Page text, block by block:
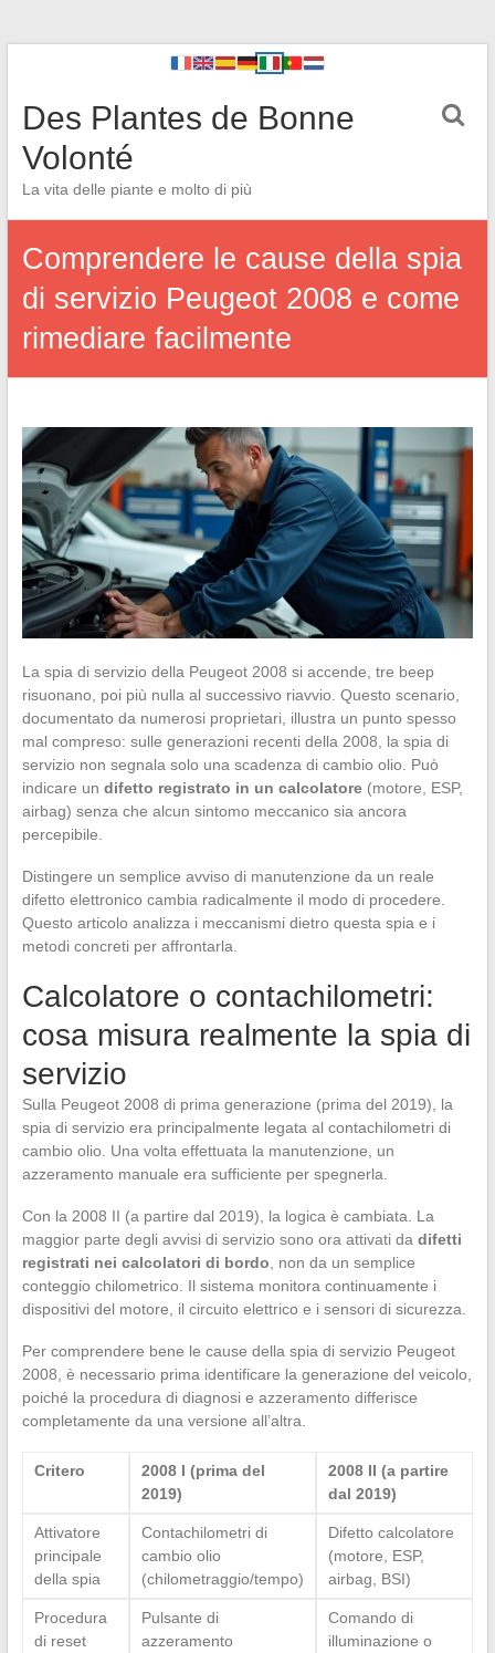
Des Plantes de Bonne
Volonté
La vita delle piante e molto di più
Comprendere le cause della spia
di servizio Peugeot 2008 e come
rimediare facilmente
La spia di servizio della Peugeot 2008 si accende, tre beep
risuonano, poi più nulla al successivo riavvio. Questo scenario,
documentato da numerosi proprietari, illustra un punto spesso
mal compreso: sulle generazioni recenti della 2008, la spia di
servizio non segnala solo una scadenza di cambio olio. Può
indicare un difetto registrato in un calcolatore(motore, ESP,
airbag) senza che alcun sintomo meccanico sia ancora
percepibile.
Distingere un semplice avviso di manutenzione da un reale
difetto elettronico cambia radicalmente il modo di procedere.
Questo articolo analizza i meccanismi dietro questa spia e i
metodi concreti per affrontarla.
Calcolatore o contachilometri:
cosa misura realmente la spia di
servizio
Sulla Peugeot 2008 di prima generazione (prima del 2019), la
spia di servizio era principalmente legata al contachilometri di
cambio olio. Una volta effettuata la manutenzione, un
azzeramento manuale era sufficiente per spegnerla.
Con la 2008 II (a partire dal 2019), la logica è cambiata. La
maggior parte degli avvisi di servizio sono ora attivati da difetti
registrati nei calcolatori di bordo , non da un semplice
conteggio chilometrico. Il sistema monitora continuamente i
dispositivi del motore, il circuito elettrico e i sensori di sicurezza.
Per comprendere bene le cause della spia di servizio Peugeot
2008, è necessario prima identificare la generazione del veicolo,
poiché la procedura di diagnosi e azzeramento differisce
completamente da una versione all’altra.
Critero
2008 I (prima del
2019)
2008 II (a partire
dal 2019)
Attivatore
principale
della spia
Contachilometri di
cambio olio
(chilometraggio/tempo)
Difetto calcolatore
(motore, ESP,
airbag, BSI)
Procedura
di reset
Pulsante di
azzeramento
Comando di
illuminazione o